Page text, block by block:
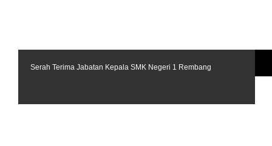
Serah Terima Jabatan Kepala SMK Negeri 1 Rembang